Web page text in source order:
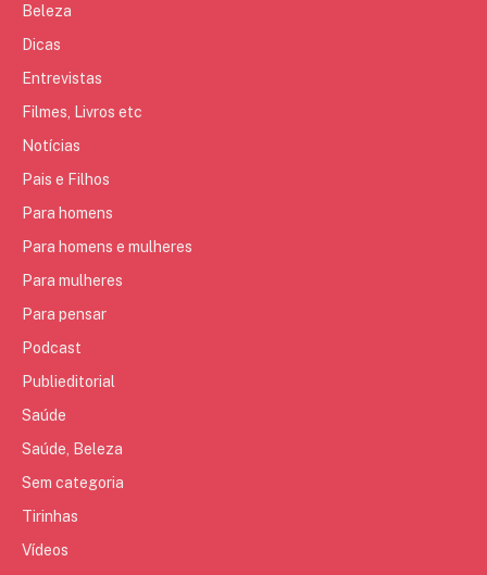
Beleza
Dicas
Entrevistas
Filmes, Livros etc
Notícias
Pais e Filhos
Para homens
Para homens e mulheres
Para mulheres
Para pensar
Podcast
Publieditorial
Saúde
Saúde, Beleza
Sem categoria
Tirinhas
Vídeos